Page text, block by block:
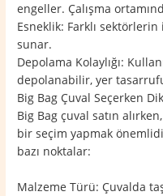
engeller. Çalışma
Esneklik: Farklı
sunar.
Depolama Kolaylığı:
depolanabilir, yer
Big Bag Çuval Seçerken
Big Bag çuval satın
bir seçim yapmak
bazı noktalar:
Malzeme Türü: Çuvalda